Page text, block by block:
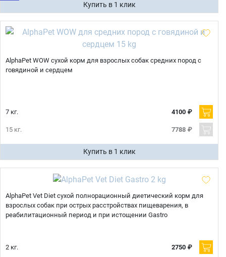
Купить в 1 клик
AlphaPet WOW сухой корм для взрослых собак средних пород с
говядиной и сердцем
7 кг. 4100 ₽
15 кг. 7788 ₽
Купить в 1 клик
AlphaPet Vet Diet cухой полнорационный диетический корм для
взрослых собак при острых расстройствах пищеварения, в
реабилитационный период и при истощении Gastro
2 кг. 2750 ₽
отправить